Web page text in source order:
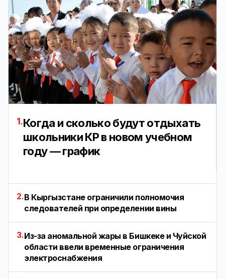
1.Когда и сколько будут отдыхать
школьники КР в новом учебном
году — график
2.В Кыргызстане ограничили полномочия
следователей при определении вины
3.Из-за аномальной жары в Бишкеке и Чуйской
области ввели временные ограничения
электроснабжения